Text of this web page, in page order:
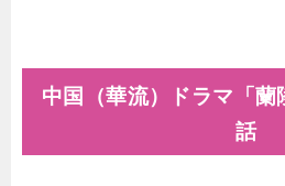
中国（華流）ドラマ「
話